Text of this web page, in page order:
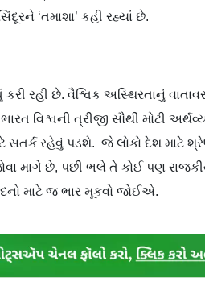
‘તમાશા’ કહી રહ્યાં છે.
રહી છે. વૈશ્વિક અસ્થિરતાનું
વિશ્વની ત્રીજી સૌથી મોટી
રહેવું પડશે. જે લોકો દેશ માટે
માગે છે, પછી ભલે તે કોઈ પણ
માટે જ ભાર મૂકવો જોઈએ.